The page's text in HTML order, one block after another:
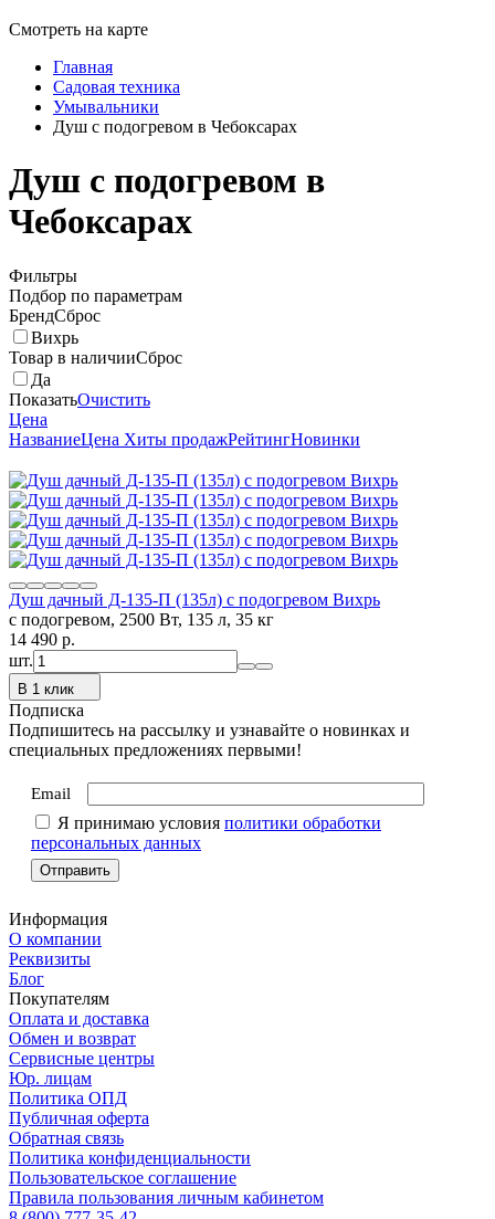
Смотреть на карте
Главная
Садовая техника
Умывальники
Душ с подогревом в Чебоксарах
Душ с подогревом в
Чебоксарах
Фильтры
Подбор по параметрам
БрендСброс
Вихрь
Товар в наличииСброс
Да
ПоказатьОчистить
Цена
НазваниеЦена Хиты продажРейтингНовинки
Душ дачный Д-135-П (135л) с подогревом Вихрь
с подогревом, 2500 Вт, 135 л, 35 кг
14 490 p.
шт.
В 1 клик
Подписка
Подпишитесь на рассылку и узнавайте о новинках и
специальных предложениях первыми!
Email
Я принимаю условия политики обработки
персональных данных
Информация
О компании
Реквизиты
Блог
Покупателям
Оплата и доставка
Обмен и возврат
Сервисные центры
Юр. лицам
Политика ОПД
Публичная оферта
Обратная связь
Политика конфиденциальности
Пользовательское соглашение
Правила пользования личным кабинетом